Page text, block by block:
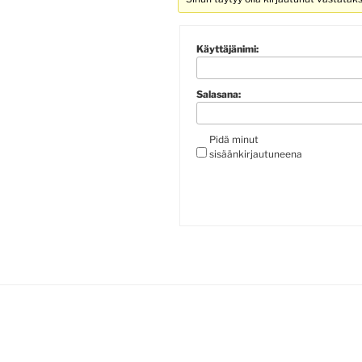
Käyttäjänimi:
Salasana:
Pidä minut
sisäänkirjautuneena